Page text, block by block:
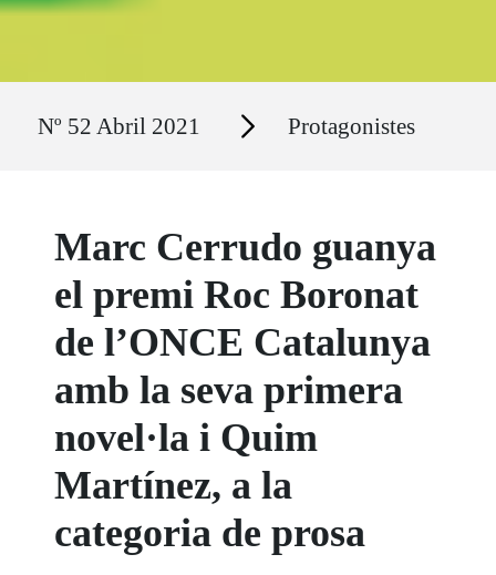
Nº 52 Abril 2021 Secciones Protagonistes
Marc Cerrudo guanya
el premi Roc Boronat
de l’ONCE Catalunya
amb la seva primera
novel·la i Quim
Martínez, a la
categoria de prosa